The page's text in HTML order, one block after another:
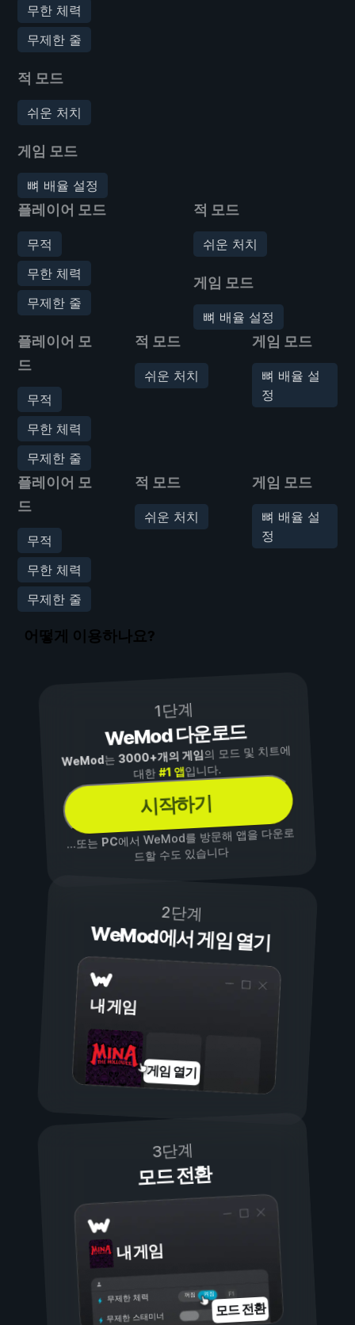
무한 체력
무제한 줄
적 모드
쉬운 처치
게임 모드
뼈 배율 설정
플레이어 모드
무적
무한 체력
무제한 줄
적 모드
쉬운 처치
게임 모드
뼈 배율 설정
플레이어 모
드
무적
무한 체력
무제한 줄
적 모드
쉬운 처치
게임 모드
뼈 배율 설
정
플레이어 모
드
무적
무한 체력
무제한 줄
적 모드
쉬운 처치
게임 모드
뼈 배율 설
정
어떻게 이용하나요?
1단계
WeMod 다운로드
WeMod는3000+개의 게임의 모드 및 치트에
대한#1 앱입니다.
시작하기
...또는PC에서 WeMod를 방문해 앱을 다운로
드할 수도 있습니다
2단계
WeMod에서 게임 열기
내 게임
게임 열기
3단계
모드 전환
내 게임
켜짐
꺼짐
무제한 체력
무제한 스태미너 모드 전환